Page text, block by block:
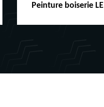
Peinture boiserie LE